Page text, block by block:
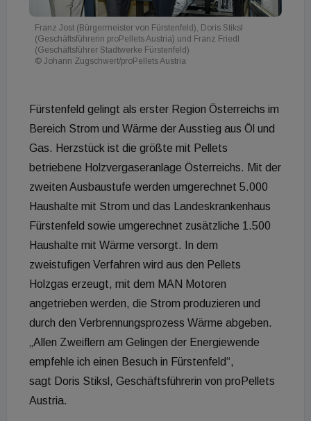
Franz Jost (Bürgermeister von Fürstenfeld), Doris Stiksl
(Geschäftsführerin proPellets Austria) und Franz Friedl
(Geschäftsführer Stadtwerke Fürstenfeld)
© Johann Zugschwert/proPellets Austria
Fürstenfeld gelingt als erster Region Österreichs im
Bereich Strom und Wärme der Ausstieg aus Öl und
Gas. Herzstück ist die größte mit Pellets
betriebene Holzvergaseranlage Österreichs. Mit der
zweiten Ausbaustufe werden umgerechnet 5.000
Haushalte mit Strom und das Landeskrankenhaus
Fürstenfeld sowie umgerechnet zusätzliche 1.500
Haushalte mit Wärme versorgt. In dem
zweistufigen Verfahren wird aus den Pellets
Holzgas erzeugt, mit dem MAN Motoren
angetrieben werden, die Strom produzieren und
durch den Verbrennungsprozess Wärme abgeben.
„Allen Zweiflern am Gelingen der Energiewende
empfehle ich einen Besuch in Fürstenfeld“,
sagt Doris Stiksl, Geschäftsführerin von proPellets
Austria.